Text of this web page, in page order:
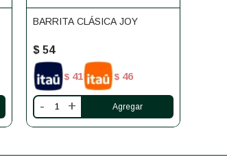
BARRITA CLÁSICA JOY
$ 54
$ 41 $ 46
- +